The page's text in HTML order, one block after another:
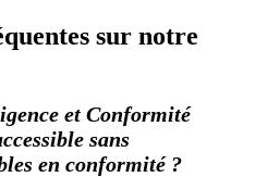
sur notre
et Conformité
sans
en conformité ?